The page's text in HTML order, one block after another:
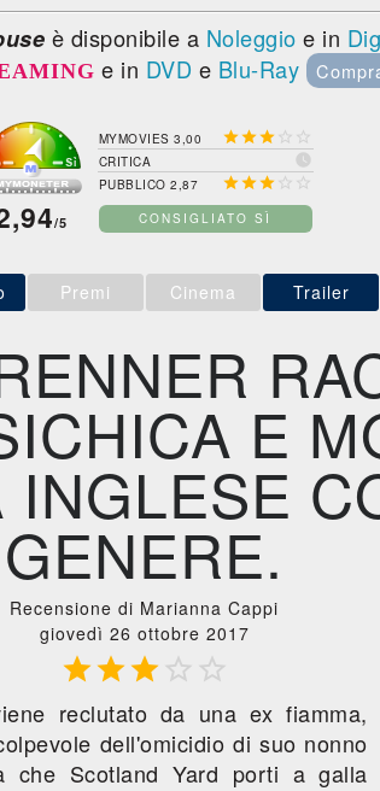
è disponibile a Noleggio e in
e in DVD e Blu-Ray
/5
MYMOVIES 3,00   
CRITICA 
PUBBLICO 2,87   
CONSIGLIATO SÌ
Premi Cinema Trailer
E
GENERE.
Recensione di Marianna Cappi
giovedì 26 ottobre 2017
  
reclutato da una ex fiamma,
dell'omicidio di suo nonno
che Scotland Yard porti a galla